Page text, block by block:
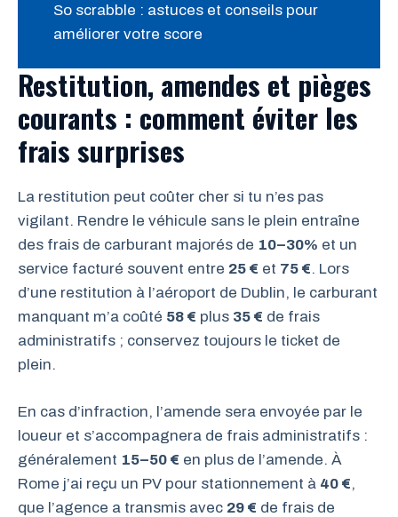
So scrabble : astuces et conseils pour
améliorer votre score
Restitution, amendes et pièges
courants : comment éviter les
frais surprises
La restitution peut coûter cher si tu n’es pas
vigilant. Rendre le véhicule sans le plein entraîne
des frais de carburant majorés de 10–30% et un
service facturé souvent entre 25 € et 75 €. Lors
d’une restitution à l’aéroport de Dublin, le carburant
manquant m’a coûté 58 € plus 35 € de frais
administratifs ; conservez toujours le ticket de
plein.
En cas d’infraction, l’amende sera envoyée par le
loueur et s’accompagnera de frais administratifs :
généralement 15–50 € en plus de l’amende. À
Rome j’ai reçu un PV pour stationnement à 40 €,
que l’agence a transmis avec 29 € de frais de